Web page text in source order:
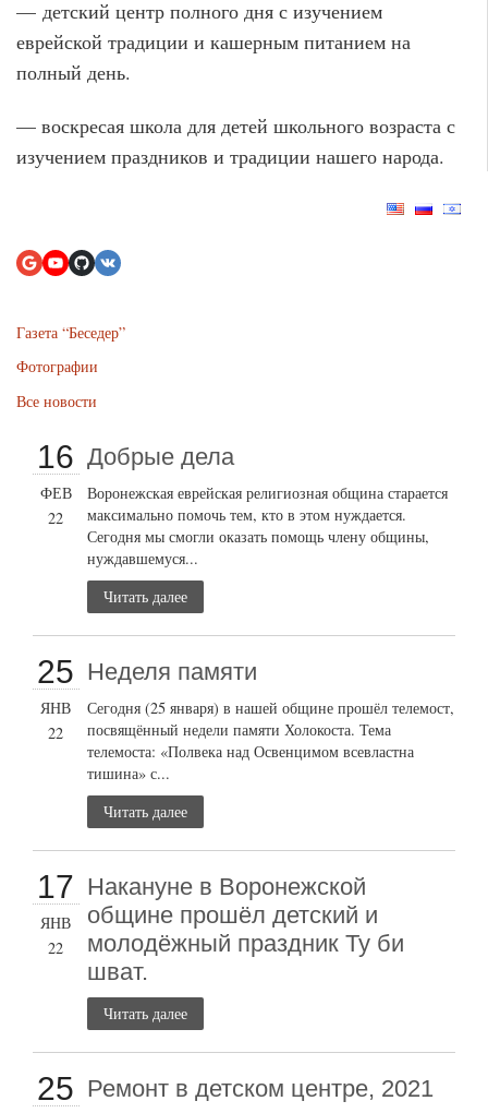
— детский центр полного дня с изучением
еврейской традиции и кашерным питанием на
полный день.
— воскресая школа для детей школьного возраста с
изучением праздников и традиции нашего народа.
Газета “Беседер”
Фотографии
Все новости
16
ФЕВ
22
Добрые дела
Воронежская еврейская религиозная община старается
максимально помочь тем, кто в этом нуждается.
Сегодня мы смогли оказать помощь члену общины,
нуждавшемуся...
Читать далее
25
ЯНВ
22
Неделя памяти
Сегодня (25 января) в нашей общине прошёл телемост,
посвящённый недели памяти Холокоста. Тема
телемоста: «Полвека над Освенцимом всевластна
тишина» с...
Читать далее
17
ЯНВ
22
Накануне в Воронежской
общине прошёл детский и
молодёжный праздник Ту би
шват.
Читать далее
25 Ремонт в детском центре, 2021